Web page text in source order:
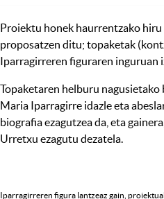
Proiektu honek haurrentzako
proposatzen ditu; topaketak
Iparragirreren figuraren inguruan
Topaketaren helburu
Maria Iparragirre idazle eta
biografia ezagutzea da, eta
Urretxu ezagutu dezatela.
Iparragirreren figura lantzeaz gain,